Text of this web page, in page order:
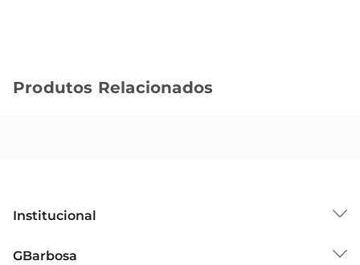
Benefícios da Sardinha
proporcionando benefícios nutricionais sem abrir
Produtos Relacionados
Institucional
GBarbosa